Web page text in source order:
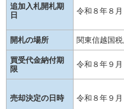
追加入札開札期
日
令和８年８
開札の場所 関東信越国税
買受代金納付期
限
令和８年９
売却決定の日時 令和８年９